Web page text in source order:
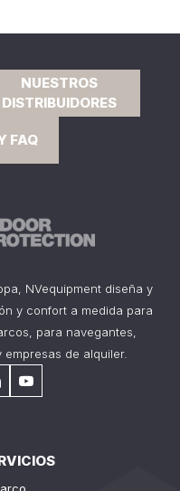
NUESTROS
DISTRIBUIDORES
FAQ
NVequipment diseña y
y confort a medida para
para navegantes,
de alquiler.